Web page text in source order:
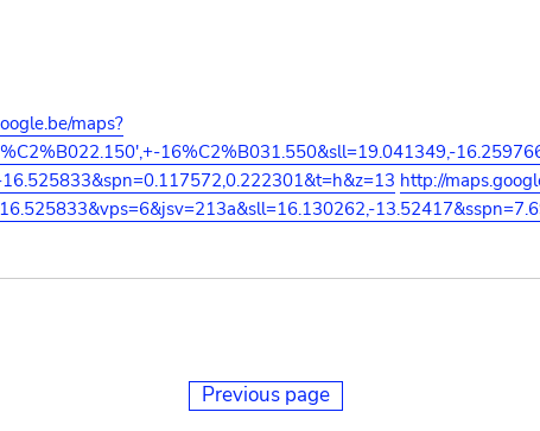
maps?
16%C2%B031.550&sll=19.041349,-
http://
Previous page